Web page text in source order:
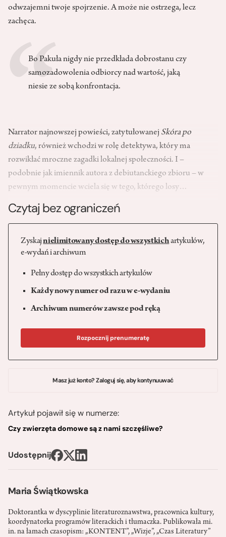
Maria Świątkowska
Doktorantka w dyscyplinie literaturoznawstwa, pracownica kultury,
koordynatorka programów literackich i tłumaczka. Publikowała mi.
in. na łamach czasopism: „KONTENT”, „Wizje”, „Czas Literatury”
odwzajemni twoje spojrzenie. A może nie ostrzega, lecz
zachęca.
Bo Pakuła nigdy nie przedkłada dobrostanu czy
samozadowolenia odbiorcy nad wartość, jaką
niesie ze sobą konfrontacja.
Narrator najnowszej powieści, zatytułowanej Skóra po
dziadku, również wchodzi w rolę detektywa, który ma
rozwikłać mroczne zagadki lokalnej społeczności. I –
podobnie jak imiennik autora z debiutanckiego zbioru – w
pewnym momencie wciela się w tego, którego losy…
Czytaj bez ograniczeń
Zyskajnielimitowany dostęp do wszystkichartykułów,
e-wydań i archiwum
Pełny dostęp do wszystkich artykułów
Każdy nowy numer od razu w e-wydaniu
Archiwum numerów zawsze pod ręką
Rozpocznij prenumeratę
Masz już konto? Zaloguj się, aby kontynuuwać
Artykuł pojawił się w numerze:
Czy zwierzęta domowe są z nami szczęśliwe?
Udostępnij